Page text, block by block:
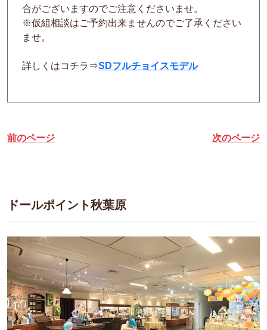
合がございますのでご注意くださいませ。
※仮組相談はご予約出来ませんのでご了承ください
ませ。
詳しくはコチラ⇒SDフルチョイスモデル
前のページ 次のページ
ドールポイント秋葉原